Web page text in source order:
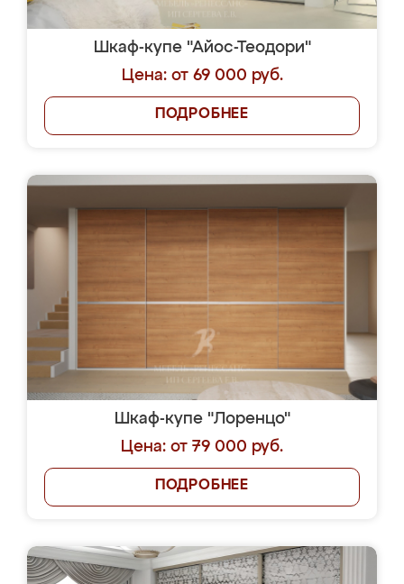
Шкаф-купе "Айос-Теодори"
Цена: от 69 000 руб.
ПОДРОБНЕЕ
Шкаф-купе "Лоренцо"
Цена: от 79 000 руб.
ПОДРОБНЕЕ